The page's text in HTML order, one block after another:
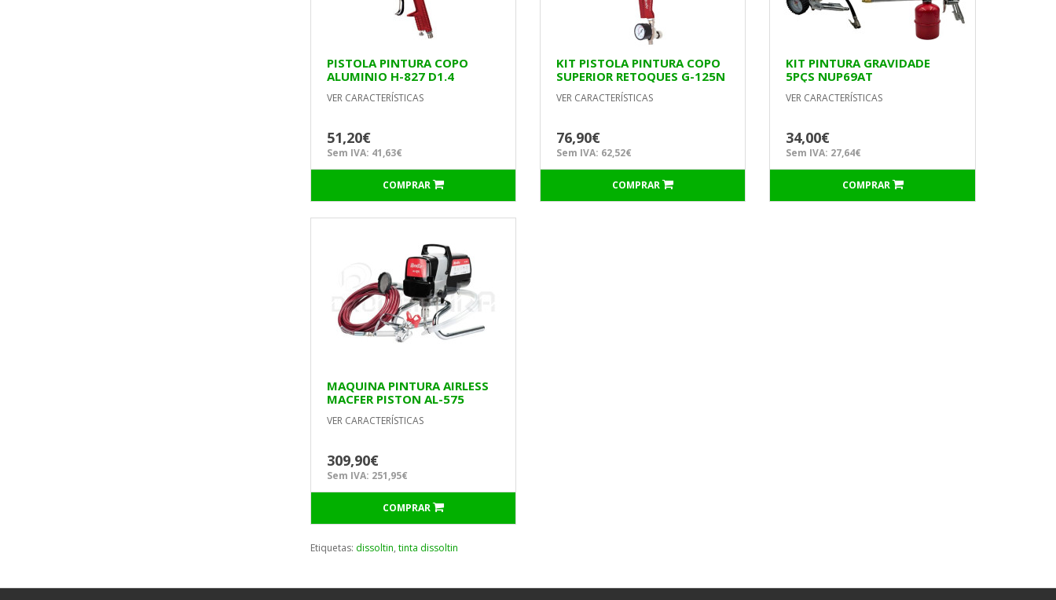
PISTOLA PINTURA COPO
ALUMINIO H-827 D1.4
VER CARACTERÍSTICAS
51,20€
Sem IVA: 41,63€
COMPRAR
KIT PISTOLA PINTURA COPO
SUPERIOR RETOQUES G-125N
BICO 1.0mm MACFER
VER CARACTERÍSTICAS
76,90€
Sem IVA: 62,52€
COMPRAR
KIT PINTURA GRAVIDADE
5PÇS NUP69AT
VER CARACTERÍSTICAS
34,00€
Sem IVA: 27,64€
COMPRAR
MAQUINA PINTURA AIRLESS
MACFER PISTON AL-575
VER CARACTERÍSTICAS
309,90€
Sem IVA: 251,95€
COMPRAR
Etiquetas: dissoltin, tinta dissoltin